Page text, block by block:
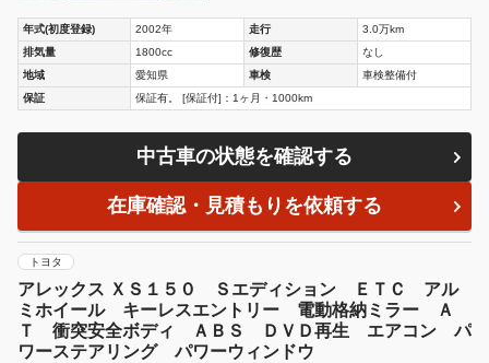
年式(初度登録) 2002年 走行
3.0万km
排気量
1800cc 修復歴
なし
地域
愛知県 車検
車検整備付
保証
保証有。 [保証付]：1ヶ月・1000km
中古車の状態を確認する
在庫確認・見積もりを依頼する
トヨタ
アレックス ＸＳ１５０ Ｓエディション ＥＴＣ アル
ミホイール キーレスエントリー 電動格納ミラー Ａ
Ｔ 衝突安全ボディ ＡＢＳ ＤＶＤ再生 エアコン パ
ワーステアリング パワーウィンドウ